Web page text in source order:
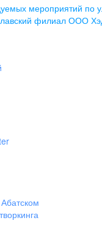
20,
7 этаж,
мероприятий по
филиал ООО